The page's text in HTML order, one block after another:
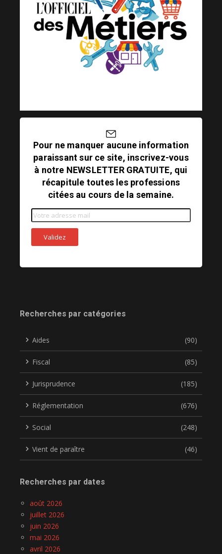
Pour ne manquer aucune information
paraissant sur ce site, inscrivez-vous
à notre NEWSLETTER GRATUITE, qui
récapitule toutes les professions
citées au cours de la semaine.
Recherches par catégories
Aides (90)
Fiscal (85)
Jurisprudence (185)
Réglementation (676)
Social (248)
Vient de paraître (46)
Recherches par dates
août 2026
juillet 2026
juin 2026
mai 2026
avril 2026